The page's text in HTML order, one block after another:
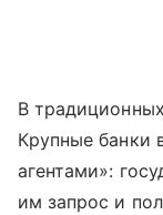
В
Крупные банки
агентами»:
им запрос и